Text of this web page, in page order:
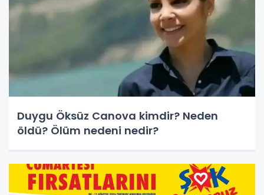
Duygu Öksüz Canova kimdir? Neden
öldü? Ölüm nedeni nedir?